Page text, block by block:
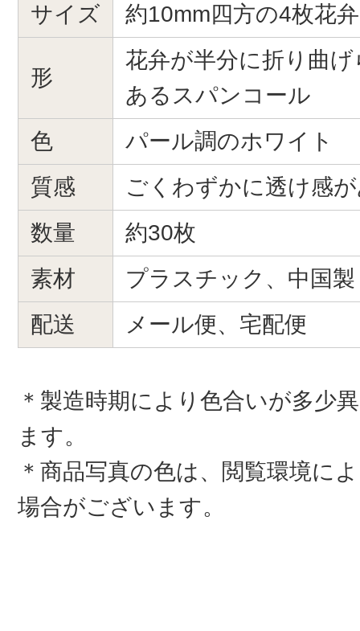
サイズ 約10mm四方の4枚花弁
形
花弁が半分に折り曲
あるスパンコール
色
パール調のホワイト
質感
ごくわずかに透け感
数量
約30枚
素材
プラスチック、中国製
配送
メール便、宅配便
＊製造時期により色合いが多少
ます。
＊商品写真の色は、閲覧環境に
場合がございます。